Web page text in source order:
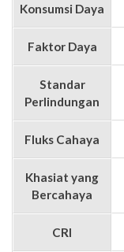
Konsumsi Daya
Faktor Daya
Standar
Perlindungan
Fluks Cahaya
Khasiat yang
Bercahaya
CRI